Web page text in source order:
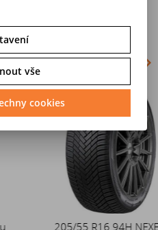
205/55 R16 94H NEXEN
Akce
Duše 12x4 (4.00-4) kovový
vše
cookies